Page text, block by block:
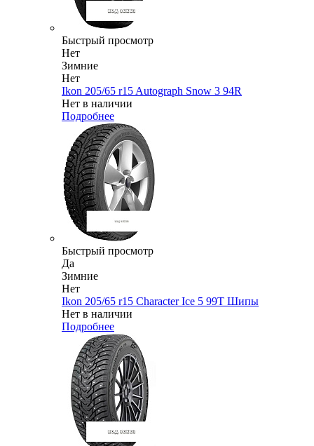
Быстрый просмотр
Нет
Зимние
Нет
Ikon 205/65 r15 Autograph Snow 3 94R
Нет в наличии
Подробнее
Быстрый просмотр
Да
Зимние
Нет
Ikon 205/65 r15 Character Ice 5 99T Шипы
Нет в наличии
Подробнее